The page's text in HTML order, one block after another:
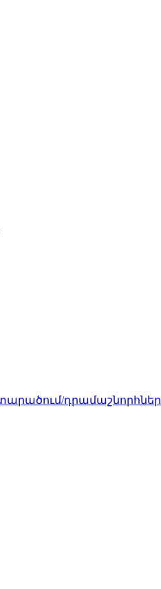
դրամաշնորհներ